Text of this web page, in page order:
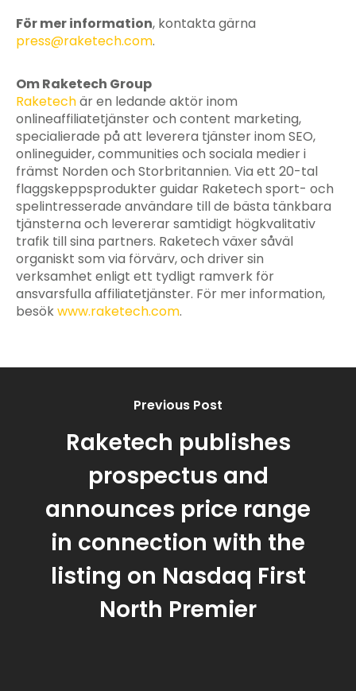
För mer information, kontakta gärna
press@raketech.com.
Om Raketech Group
Raketechär en ledande aktör inom
onlineaffiliatetjänster och content marketing,
specialierade på att leverera tjänster inom SEO,
onlineguider, communities och sociala medier i
främst Norden och Storbritannien. Via ett 20-tal
flaggskeppsprodukter guidar Raketech sport- och
spelintresserade användare till de bästa tänkbara
tjänsterna och levererar samtidigt högkvalitativ
trafik till sina partners. Raketech växer såväl
organiskt som via förvärv, och driver sin
verksamhet enligt ett tydligt ramverk för
ansvarsfulla affiliatetjänster. För mer information,
besökwww.raketech.com.
Previous Post
Raketech publishes
prospectus and
announces price range
in connection with the
listing on Nasdaq First
North Premier